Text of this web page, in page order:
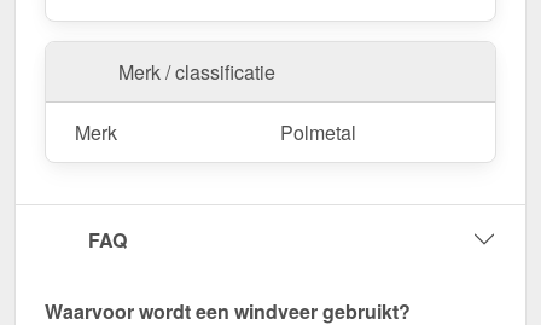
Bestel nu Windveer | 11 cm x 10 cm x 2,00 m
bestellen – Op maat gemaakt voor uw project &
snel geleverd!
nu en profiteer van een snelle levering!
Merk / classificatie
Merk Polmetal
FAQ
Waarvoor wordt een windveer gebruikt?